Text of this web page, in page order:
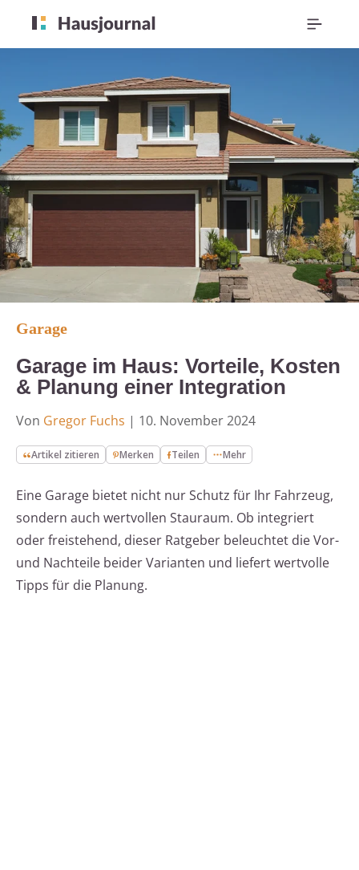
Garage
Garage im Haus: Vorteile, Kosten
& Planung einer Integration
Von Gregor Fuchs | 10. November 2024
Artikel zitieren Merken Teilen Mehr
Eine Garage bietet nicht nur Schutz für Ihr Fahrzeug,
sondern auch wertvollen Stauraum. Ob integriert
oder freistehend, dieser Ratgeber beleuchtet die Vor-
und Nachteile beider Varianten und liefert wertvolle
Tipps für die Planung.